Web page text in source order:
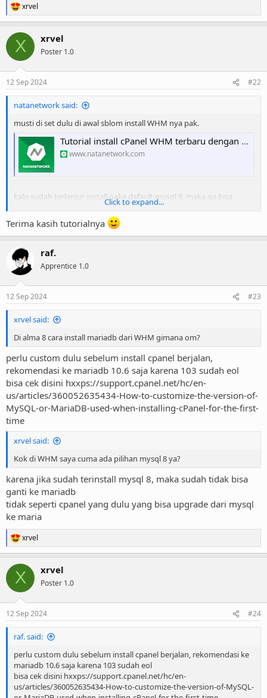
R
e
c
i
s
:
xrvel
X xrvel
Poster 1.0
12 Sep 2024 #22
natanetwork said:
musti di set dulu di awal sblom install WHM nya pak.
Tutorial install cPanel WHM terbaru dengan MariaDB atau mySQL sebagai default Database - Knowledgebase - NATANETWORK - Web Hosting Indonesia Terbaik
www.natanetwork.com
kalo sudah terlanjur install pake default mysql 8, maka ga bisa
diubah ke mariadb. solusi reinstall OS lagi
Click to expand...
Terima kasih tutorialnya
raf.
Apprentice 1.0
12 Sep 2024 #23
xrvel said:
Di alma 8 cara install mariadb dari WHM gimana om?
perlu custom dulu sebelum install cpanel berjalan,
rekomendasi ke mariadb 10.6 saja karena 103 sudah eol
bisa cek disini hxxps://support.cpanel.net/hc/en-
us/articles/360052635434-How-to-customize-the-version-of-
MySQL-or-MariaDB-used-when-installing-cPanel-for-the-first-
time
xrvel said:
Kok di WHM saya cuma ada pilihan mysql 8 ya?
karena jika sudah terinstall mysql 8, maka sudah tidak bisa
ganti ke mariadb
tidak seperti cpanel yang dulu yang bisa upgrade dari mysql
ke maria
R
e
c
i
s
:
xrvel
X xrvel
Poster 1.0
12 Sep 2024 #24
raf. said:
perlu custom dulu sebelum install cpanel berjalan, rekomendasi ke
mariadb 10.6 saja karena 103 sudah eol
bisa cek disini hxxps://support.cpanel.net/hc/en-
us/articles/360052635434-How-to-customize-the-version-of-MySQL-